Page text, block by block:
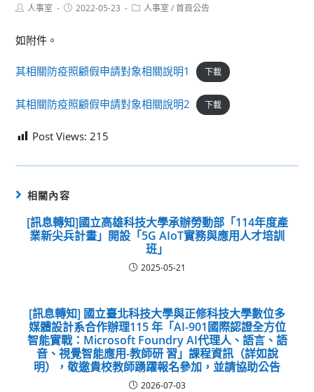
Post人事室
Post2022-05-23
Post人事室 / 首頁公告
如附件。
其相關防疫照顧假申請對象相關說明1 下載
其相關防疫照顧假申請對象相關說明2 下載
Post Views: 215
相關內容
[訊息轉知]國立高雄科技大學承辦勞動部「114年度產
業新尖兵計畫」開設「5G AIoT實務與應用人才培訓
班」
2025-05-21
[訊息轉知] 國立臺北科技大學與正修科技大學數位多
媒體設計系合作辦理115 年「AI-901國際認證全方位
智能實戰：Microsoft Foundry AI代理人、語言、語
音、視覺智能應用-教師研 習」課程資訊（詳如說
明），敬邀貴校教師踴躍報名參加，並請協助公告
2026-07-03